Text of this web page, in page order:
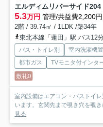
エルディムリバーサイド204
5.3万円 管理/共益費2,200円
2階 / 39.74㎡ / 1LDK /築34年
東北本線「蓮田」駅 バス12
バス・トイレ別 室内洗濯機
都市ガス
TVモニタ付インタ
敷礼0
室内設備はエアコン・バストイ
います。玄関先まで覗き穴を覗
見る